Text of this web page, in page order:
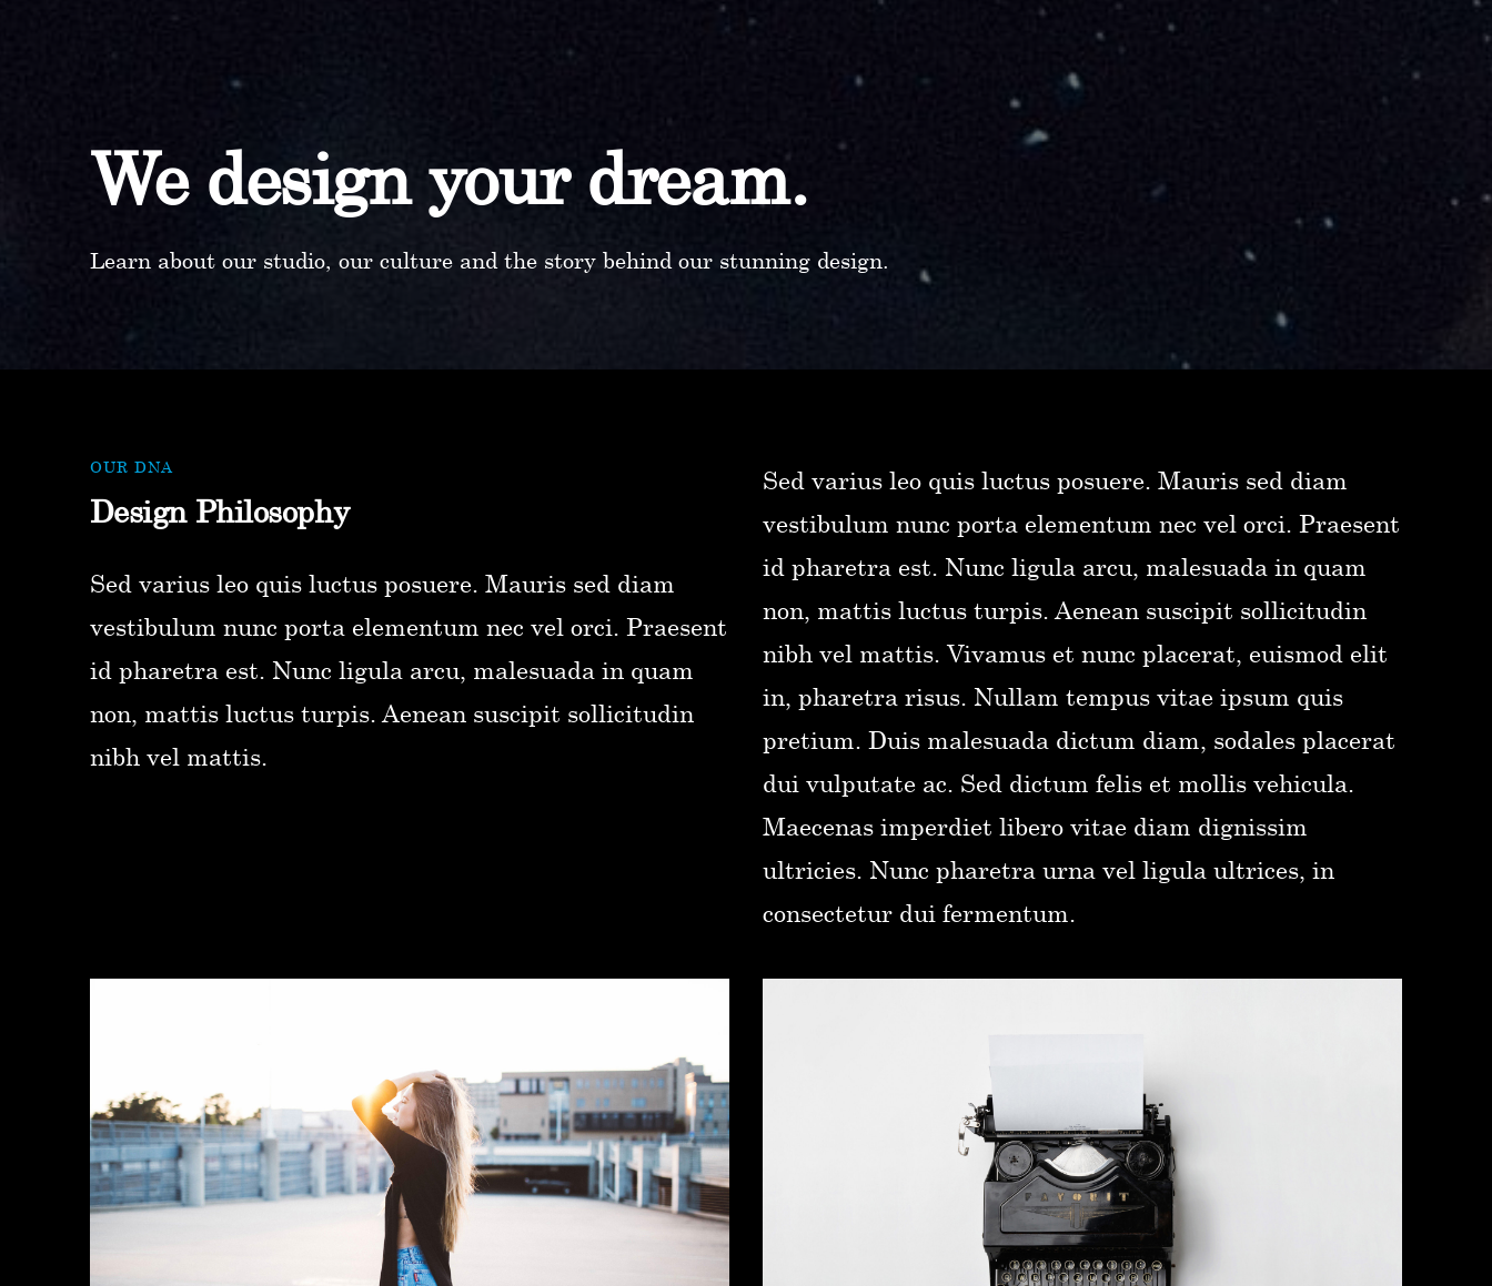
We design your dream.
Learn about our studio, our culture and the story behind our stunning design.
OUR DNA
Design Philosophy
Sed varius leo quis luctus posuere. Mauris sed diam
vestibulum nunc porta elementum nec vel orci. Praesent
id pharetra est. Nunc ligula arcu, malesuada in quam
non, mattis luctus turpis. Aenean suscipit sollicitudin
nibh vel mattis.
Sed varius leo quis luctus posuere. Mauris sed diam
vestibulum nunc porta elementum nec vel orci. Praesent
id pharetra est. Nunc ligula arcu, malesuada in quam
non, mattis luctus turpis. Aenean suscipit sollicitudin
nibh vel mattis. Vivamus et nunc placerat, euismod elit
in, pharetra risus. Nullam tempus vitae ipsum quis
pretium. Duis malesuada dictum diam, sodales placerat
dui vulputate ac. Sed dictum felis et mollis vehicula.
Maecenas imperdiet libero vitae diam dignissim
ultricies. Nunc pharetra urna vel ligula ultrices, in
consectetur dui fermentum.